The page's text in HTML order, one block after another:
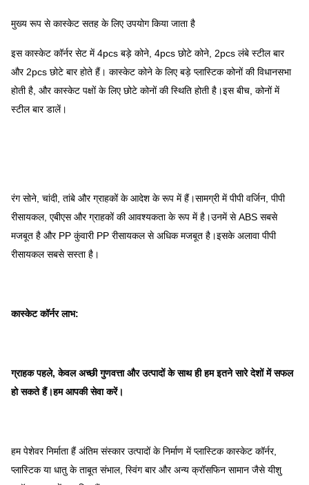
मुख्य रूप से कास्केट सतह के लिए उपयोग किया जाता है
इस कास्केट कॉर्नर सेट में 4pcs बड़े कोने, 4pcs छोटे कोने, 2pcs लंबे स्टील बार
और 2pcs छोटे बार होते हैं। कास्केट कोने के लिए बड़े प्लास्टिक कोनों की विधानसभा
होती है, और कास्केट पक्षों के लिए छोटे कोनों की स्थिति होती है।इस बीच, कोनों में
स्टील बार डालें।
रंग सोने, चांदी, तांबे और ग्राहकों के आदेश के रूप में हैं।सामग्री में पीपी वर्जिन, पीपी
रीसायकल, एबीएस और ग्राहकों की आवश्यकता के रूप में है।उनमें से ABS सबसे
मजबूत है और PP कुंवारी PP रीसायकल से अधिक मजबूत है।इसके अलावा पीपी
रीसायकल सबसे सस्ता है।
कास्केट कॉर्नर लाभ:
ग्राहक पहले, केवल अच्छी गुणवत्ता और उत्पादों के साथ ही हम इतने सारे देशों में सफल
हो सकते हैं।हम आपकी सेवा करें।
हम पेशेवर निर्माता हैं अंतिम संस्कार उत्पादों के निर्माण में प्लास्टिक कास्केट कॉर्नर,
प्लास्टिक या धातु के ताबूत संभाल, स्विंग बार और अन्य क्रॉसफिन सामान जैसे यीशु